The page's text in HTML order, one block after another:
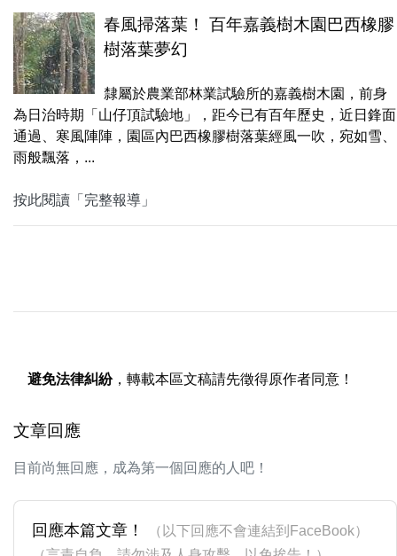
春風掃落葉！ 百年嘉義樹木園巴西橡膠
樹落葉夢幻
隸屬於農業部林業試驗所的嘉義樹木園，前身
為日治時期「山仔頂試驗地」，距今已有百年歷史，近日鋒面
通過、寒風陣陣，園區內巴西橡膠樹落葉經風一吹，宛如雪、
雨般飄落，...
按此閱讀「完整報導」
避免法律糾紛，轉載本區文稿請先徵得原作者同意！
文章回應
目前尚無回應，成為第一個回應的人吧！
回應本篇文章！
（以下回應不會連結到FaceBook）